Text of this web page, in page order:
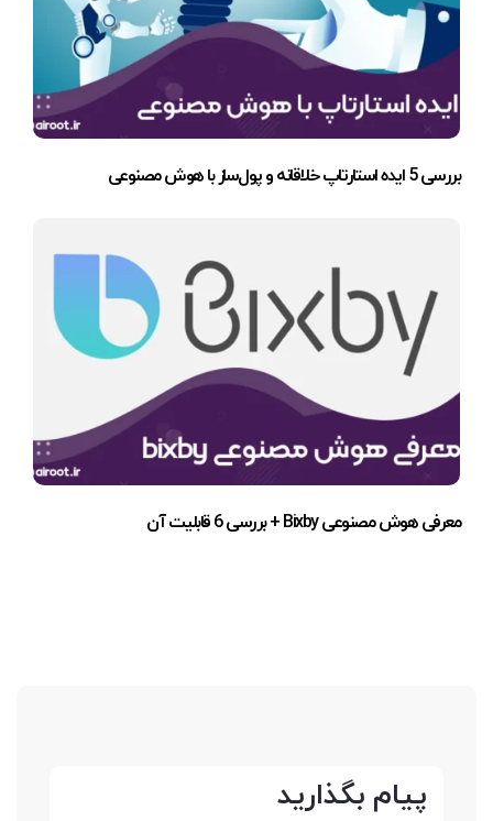
بررسی 5 ایده استارتاپ خلاقانه و پول‌ساز با هوش مصنوعی
معرفی هوش مصنوعی Bixby + بررسی 6 قابلیت آن
پیام بگذارید